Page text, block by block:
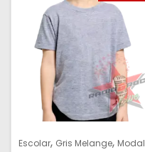
Escolar, Gris Melange, Modal